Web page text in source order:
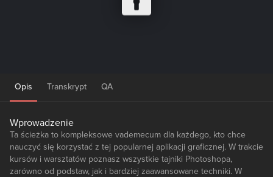
Opis Transkrypt QA
Wprowadzenie
Ta ścieżka to kompleksowe vademecum dla każdego, kto chce
nauczyć się korzystać z tej popularnej aplikacji graficznej. W trakcie
kursów i warsztatów poznasz wszystkie tajniki Photoshopa,
zarówno od podstaw, jak i bardziej zaawansowane techniki. W